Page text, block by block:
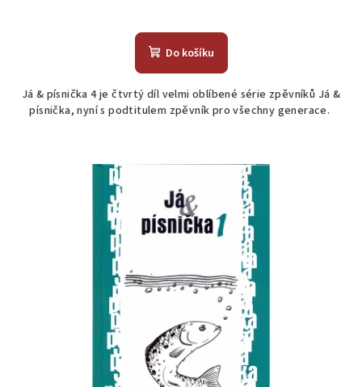
Do košíku
Já & písnička 4 je čtvrtý díl velmi oblíbené série zpěvníků Já &
písnička, nyní s podtitulem zpěvník pro všechny generace.